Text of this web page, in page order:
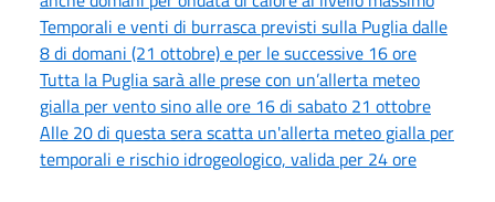
Temporali e venti di burrasca previsti sulla Puglia dalle
8 di domani (21 ottobre) e per le successive 16 ore
Tutta la Puglia sarà alle prese con un’allerta meteo
gialla per vento sino alle ore 16 di sabato 21 ottobre
Alle 20 di questa sera scatta un'allerta meteo gialla per
temporali e rischio idrogeologico, valida per 24 ore